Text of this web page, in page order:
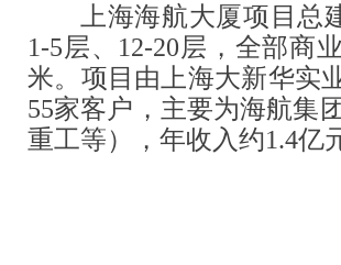
上海海航大厦项目总
1-5层、12-20层，全部商
米。项目由上海大新华实
55家客户，主要为海航集
重工等），年收入约1.4亿